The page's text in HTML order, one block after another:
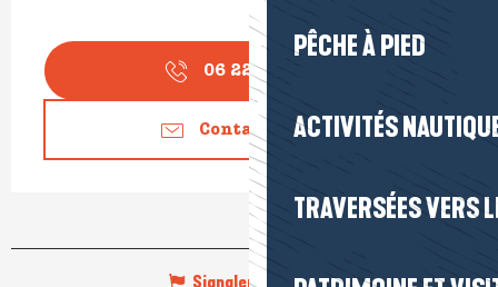
PÊCHE À PIED
ACTIVITÉS
TRAVERSÉES VERS
06 22 27 91
Contactez-nous
Signaler une erreur